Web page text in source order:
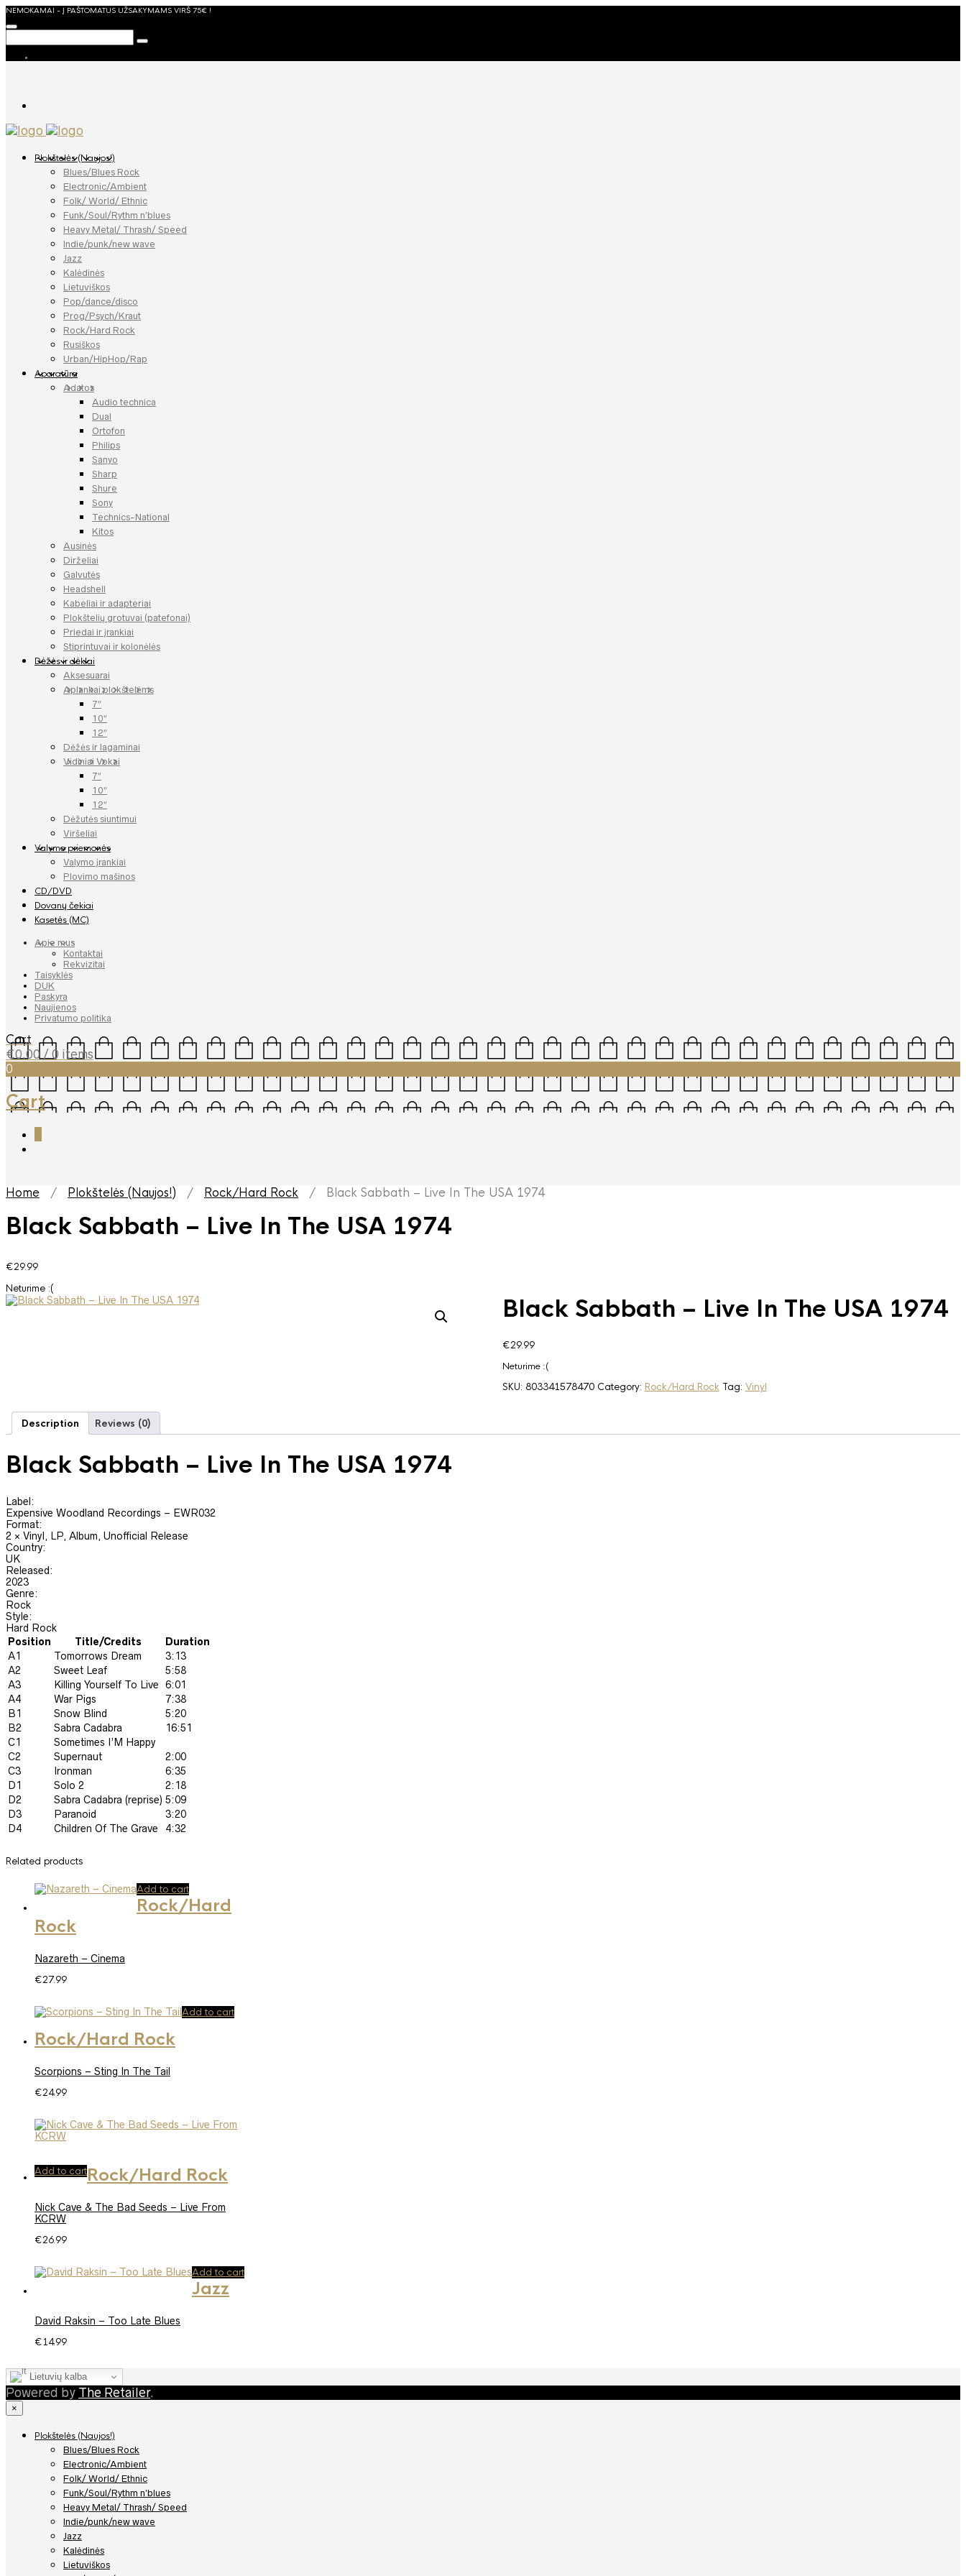
NEMOKAMAI - Į PAŠTOMATUS UŽSAKYMAMS VIRŠ 75€ !
Plokštelės (Naujos!)
Blues/Blues Rock
Electronic/Ambient
Folk/ World/ Ethnic
Funk/Soul/Rythm n’blues
Heavy Metal/ Thrash/ Speed
Indie/punk/new wave
Jazz
Kalėdinės
Lietuviškos
Pop/dance/disco
Prog/Psych/Kraut
Rock/Hard Rock
Rusiškos
Urban/HipHop/Rap
Aparatūra
Adatos
Audio technica
Dual
Ortofon
Philips
Sanyo
Sharp
Shure
Sony
Technics-National
Kitos
Ausinės
Dirželiai
Galvutės
Headshell
Kabeliai ir adapteriai
Plokštelių grotuvai (patefonai)
Priedai ir įrankiai
Stiprintuvai ir kolonėlės
Dėžės ir dėklai
Aksesuarai
Aplankai plokštelėms
7″
10″
12″
Dėžės ir lagaminai
Vidiniai Vokai
7″
10″
12″
Dėžutės siuntimui
Viršeliai
Valymo priemonės
Valymo įrankiai
Plovimo mašinos
CD/DVD
Dovanų čekiai
Kasetės (MC)
Apie mus
Kontaktai
Rekvizitai
Taisyklės
DUK
Paskyra
Naujienos
Privatumo politika
Cart
€0.00 / 0 items
0
Cart
Home / Plokštelės (Naujos!) / Rock/Hard Rock / Black Sabbath – Live In The USA 1974
Black Sabbath – Live In The USA 1974
€29.99
Neturime :(
Black Sabbath – Live In The USA 1974
€29.99
Neturime :(
SKU: 803341578470 Category: Rock/Hard Rock Tag: Vinyl
Description Reviews (0)
Black Sabbath ‎– Live In The USA 1974
Label:
Expensive Woodland Recordings ‎– EWR032
Format:
2 × Vinyl, LP, Album, Unofficial Release
Country:
UK
Released:
2023
Genre:
Rock
Style:
Hard Rock
Position
Title/Credits
Duration
A1
Tomorrows Dream
3:13
A2
Sweet Leaf
5:58
A3
Killing Yourself To Live
6:01
A4
War Pigs
7:38
B1
Snow Blind
5:20
B2
Sabra Cadabra
16:51
C1
Sometimes I’M Happy
C2
Supernaut
2:00
C3
Ironman
6:35
D1
Solo 2
2:18
D2
Sabra Cadabra (reprise) 5:09
D3
Paranoid
3:20
D4
Children Of The Grave 4:32
Related products
Add to cart
Rock/Hard
Rock
Nazareth – Cinema
€27.99
Add to cart
Rock/Hard Rock
Scorpions – Sting In The Tail
€24.99
Add to cartRock/Hard Rock
Nick Cave & The Bad Seeds – Live From
KCRW
€26.99
Add to cart
Jazz
David Raksin – Too Late Blues
€14.99
Lietuvių kalba
Powered by The Retailer.
×
Plokštelės (Naujos!)
Blues/Blues Rock
Electronic/Ambient
Folk/ World/ Ethnic
Funk/Soul/Rythm n’blues
Heavy Metal/ Thrash/ Speed
Indie/punk/new wave
Jazz
Kalėdinės
Lietuviškos